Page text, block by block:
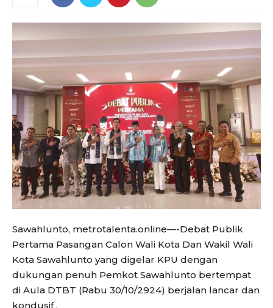
Sawahlunto, metrotalenta.online—-Debat Publik
Pertama Pasangan Calon Wali Kota Dan Wakil Wali
Kota Sawahlunto yang digelar KPU dengan
dukungan penuh Pemkot Sawahlunto bertempat
di Aula DTBT (Rabu 30/10/2924) berjalan lancar dan
kondusif .